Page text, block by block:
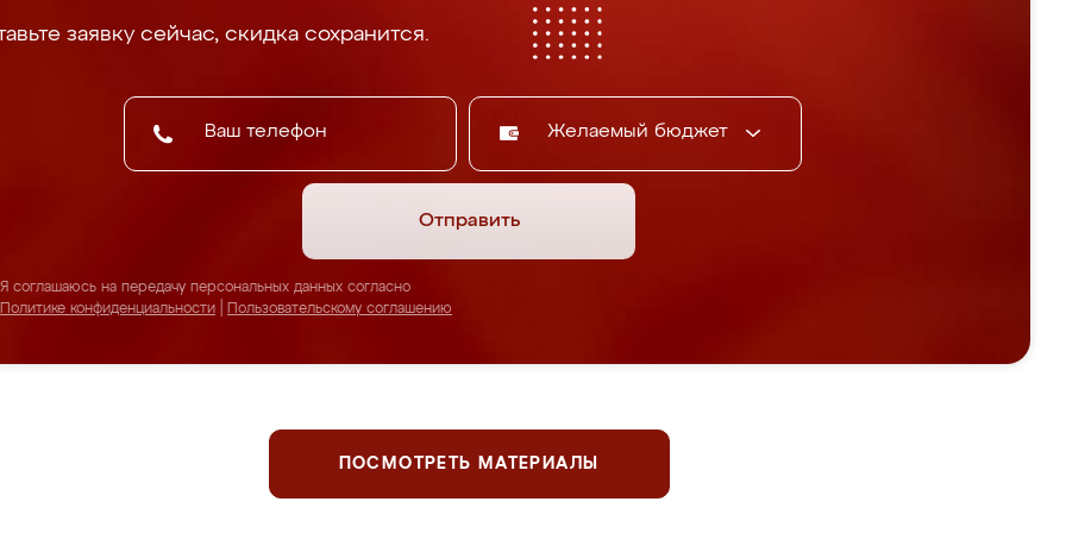
заявку сейчас, скидка сохранится.
Желаемый бюджет
Отправить
Я соглашаюсь на передачу персональных данных согласно
Политике конфиденциальности
Пользовательскому соглашению
ПОСМОТРЕТЬ МАТЕРИАЛЫ